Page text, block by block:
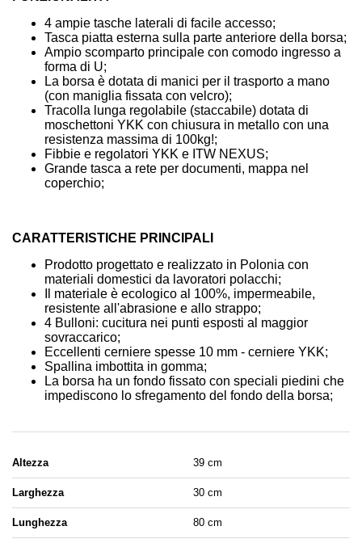
4 ampie tasche laterali di facile accesso;
Tasca piatta esterna sulla parte anteriore della borsa;
Ampio scomparto principale con comodo ingresso a
forma di U;
La borsa è dotata di manici per il trasporto a mano
(con maniglia fissata con velcro);
Tracolla lunga regolabile (staccabile) dotata di
moschettoni YKK con chiusura in metallo con una
resistenza massima di 100kg!;
Fibbie e regolatori YKK e ITW NEXUS;
Grande tasca a rete per documenti, mappa nel
coperchio;
CARATTERISTICHE PRINCIPALI
Prodotto progettato e realizzato in Polonia con
materiali domestici da lavoratori polacchi;
Il materiale è ecologico al 100%, impermeabile,
resistente all'abrasione e allo strappo;
4 Bulloni: cucitura nei punti esposti al maggior
sovraccarico;
Eccellenti cerniere spesse 10 mm - cerniere YKK;
Spallina imbottita in gomma;
La borsa ha un fondo fissato con speciali piedini che
impediscono lo sfregamento del fondo della borsa;
Altezza 39 cm
Larghezza 30 cm
Lunghezza 80 cm